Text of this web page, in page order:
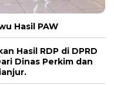
Hasil PAW
Hasil RDP di DPRD
Dinas Perkim dan